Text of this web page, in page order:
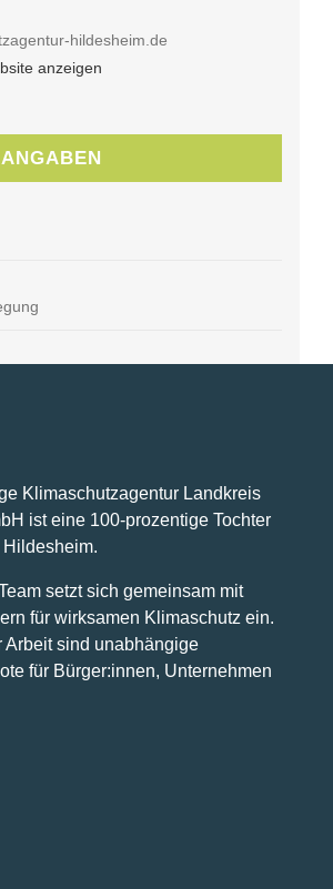
hildesheim.de
anzeigen
Klimaschutzagentur Landkreis
ist eine 100-prozentige Tochter
setzt sich gemeinsam mit
für wirksamen Klimaschutz ein.
Arbeit sind unabhängige
für Bürger:innen, Unternehmen